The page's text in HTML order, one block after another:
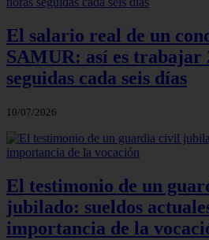
El salario real de un
SAMUR: así es trabajar
seguidas cada seis días
10/07/2026
El testimonio de un
jubilado: sueldos
importancia de la